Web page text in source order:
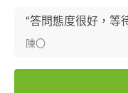
“答問態度很好，等
陳〇